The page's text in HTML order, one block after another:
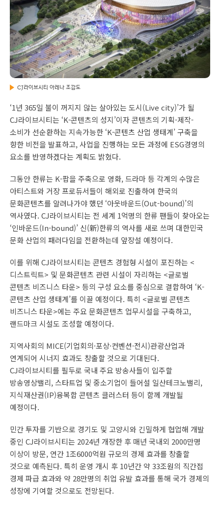
CJ라이브시티 아레나 조감도
‘1년 365일 불이 꺼지지 않는 살아있는 도시(Live city)’가 될
CJ라이브시티는 ‘K-콘텐츠의 성지’이자 콘텐츠의 기획-제작-
소비가 선순환하는 지속가능한 ‘K-콘텐츠 산업 생태계’ 구축을
향한 비전을 발표하고, 사업을 진행하는 모든 과정에 ESG경영의
요소를 반영하겠다는 계획도 밝혔다.
그동안 한류는 K-팝을 주축으로 영화, 드라마 등 각계의 수많은
아티스트와 거장 프로듀서들이 해외로 진출하여 한국의
문화콘텐츠를 알려나가야 했던 ‘아웃바운드(Out-bound)’의
역사였다. CJ라이브시티는 전 세계 1억명의 한류 팬들이 찾아오는
‘인바운드(In-bound)’ 신(新)한류의 역사를 새로 쓰며 대한민국
문화 산업의 패러다임을 전환하는데 앞장설 예정이다.
이를 위해 CJ라이브시티는 콘텐츠 경험형 시설이 포진하는 <
디스트릭트> 및 문화콘텐츠 관련 시설이 자리하는 <글로벌
콘텐츠 비즈니스 타운> 등의 구성 요소를 중심으로 결합하여 ‘K-
콘텐츠 산업 생태계’를 이끌 예정이다. 특히 <글로벌 콘텐츠
비즈니스 타운>에는 주요 문화콘텐츠 업무시설을 구축하고,
랜드마크 시설도 조성할 예정이다.
지역사회의 MICE(기업회의·포상·컨벤션·전시)관광산업과
연계되어 시너지 효과도 창출할 것으로 기대된다.
CJ라이브시티를 필두로 국내 주요 방송사들이 입주할
방송영상밸리, 스타트업 및 중소기업이 들어설 일산테크노밸리,
지식재산권(IP)융복합 콘텐츠 클러스터 등이 함께 개발될
예정이다.
민간 투자를 기반으로 경기도 및 고양시와 긴밀하게 협업해 개발
중인 CJ라이브시티는 2024년 개장한 후 매년 국내외 2000만명
이상이 방문, 연간 1조6000억원 규모의 경제 효과를 창출할
것으로 예측된다. 특히 운영 개시 후 10년간 약 33조원의 직간접
경제 파급 효과와 약 28만명의 취업 유발 효과를 통해 국가 경제의
성장에 기여할 것으로도 전망된다.